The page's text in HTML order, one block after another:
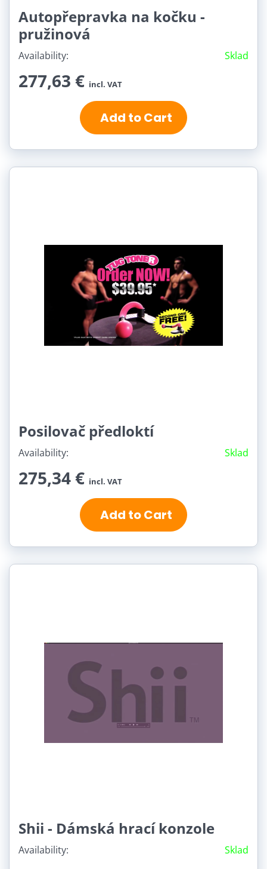
Autopřepravka na kočku -
pružinová
Availability: Sklad
277,63 € incl. VAT
Add to Cart
Posilovač předloktí
Availability: Sklad
275,34 € incl. VAT
Add to Cart
Shii - Dámská hrací konzole
Availability: Sklad